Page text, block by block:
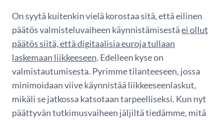
On syytä kuitenkin vielä korostaa sitä, että eilinen
päätös valmisteluvaiheen käynnistämisestäei ollut
päätös siitä, että digitaalisia euroja tullaan
laskemaan liikkeeseen. Edelleen kyse on
valmistautumisesta. Pyrimme tilanteeseen, jossa
minimoidaan viive käynnistää liikkeeseenlaskut,
mikäli se jatkossa katsotaan tarpeelliseksi. Kun nyt
päättyvän tutkimusvaiheen jäljiltä tiedämme, mitä